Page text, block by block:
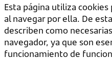
Esta página utiliza
al navegar por ella. De
describen como
navegador, ya que son
funcionamiento de